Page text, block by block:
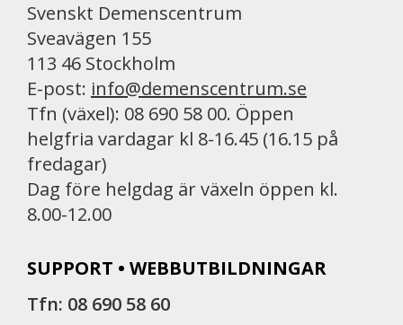
Svenskt Demenscentrum
Sveavägen 155
113 46 Stockholm
E-post: info@demenscentrum.se
Tfn (växel): 08 690 58 00. Öppen
helgfria vardagar kl 8-16.45 (16.15 på
fredagar)
Dag före helgdag är växeln öppen kl.
8.00-12.00
SUPPORT • WEBBUTBILDNINGAR
Tfn: 08 690 58 60